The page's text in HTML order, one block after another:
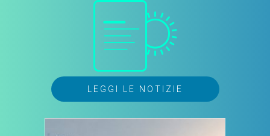
LEGGI LE NOTIZIE